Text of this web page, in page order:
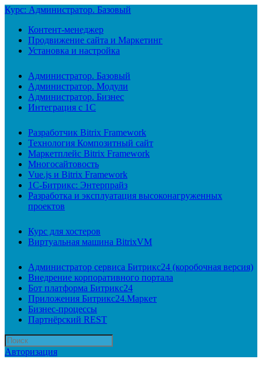
Курс: Администратор. Базовый
Контент-менеджер
Продвижение сайта и Маркетинг
Установка и настройка
Администратор. Базовый
Администратор. Модули
Администратор. Бизнес
Интеграция с 1С
Разработчик Bitrix Framework
Технология Композитный сайт
Маркетплейс Bitrix Framework
Многосайтовость
Vue.js и Bitrix Framework
1С-Битрикс: Энтерпрайз
Разработка и эксплуатация высоконагруженных
проектов
Курс для хостеров
Виртуальная машина BitrixVM
Администратор сервиса Битрикс24 (коробочная версия)
Внедрение корпоративного портала
Бот платформа Битрикс24
Приложения Битрикс24.Маркет
Бизнес-процессы
Партнёрский REST
Авторизация